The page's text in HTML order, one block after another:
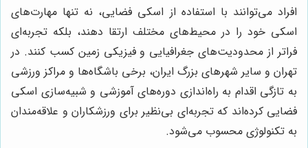
افراد می‌توانند با استفاده از اسکی فضایی، نه تنها مهارت‌های
اسکی خود را در محیط‌های مختلف ارتقا دهند، بلکه تجربه‌ای
فراتر از محدودیت‌های جغرافیایی و فیزیکی زمین کسب کنند. در
تهران و سایر شهرهای بزرگ ایران، برخی باشگاه‌ها و مراکز ورزشی
به تازگی اقدام به راه‌اندازی دوره‌های آموزشی و شبیه‌سازی اسکی
فضایی کرده‌اند که تجربه‌ای بی‌نظیر برای ورزشکاران و علاقه‌مندان
به تکنولوژی محسوب می‌شود.